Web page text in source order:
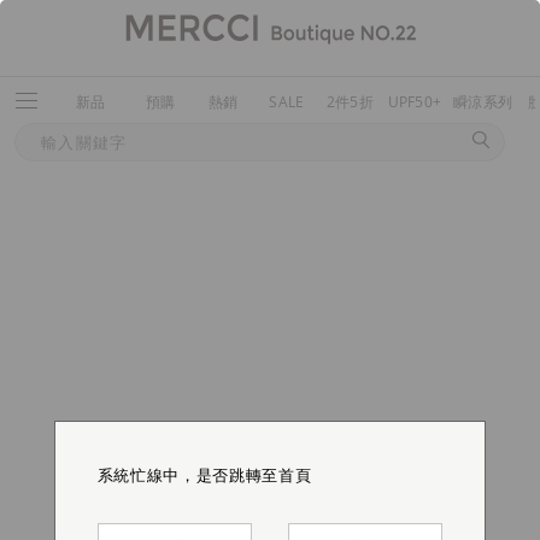
新品 預購 熱銷 SALE 2件5折 UPF50+ 瞬涼系列
系統忙線中，是否跳轉至首頁
系統忙線中，是否跳轉至首頁
系統忙線中，是否跳轉至首頁
系統忙線中，是否跳轉至首頁
系統忙線中，是否跳轉至首頁